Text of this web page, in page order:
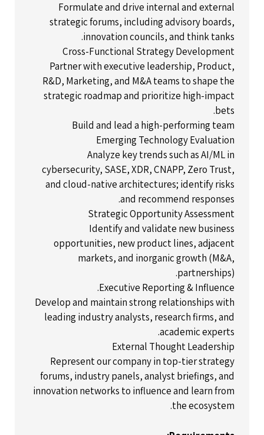
Formulate and drive internal and external
strategic forums, including advisory boards,
innovation councils, and think tanks.
Cross-Functional Strategy Development
Partner with executive leadership, Product,
R&D, Marketing, and M&A teams to shape the
strategic roadmap and prioritize high-impact
bets.
Build and lead a high-performing team
Emerging Technology Evaluation
Analyze key trends such as AI/ML in
cybersecurity, SASE, XDR, CNAPP, Zero Trust,
and cloud-native architectures; identify risks
and recommend responses.
Strategic Opportunity Assessment
Identify and validate new business
opportunities, new product lines, adjacent
markets, and inorganic growth (M&A,
partnerships).
Executive Reporting & Influence.
Develop and maintain strong relationships with
leading industry analysts, research firms, and
academic experts.
External Thought Leadership
Represent our company in top-tier strategy
forums, industry panels, analyst briefings, and
innovation networks to influence and learn from
the ecosystem.